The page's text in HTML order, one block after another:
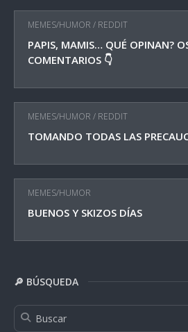
MEMES/HUMOR / REDDIT
PAPIS, MAMIS… QUÉ OPINAN?
COMENTARIOS 👇
MEMES/HUMOR / REDDIT
TOMANDO TODAS LAS
MEMES/HUMOR
BUENOS Y SKIZOS DÍAS
🔎 BÚSQUEDA